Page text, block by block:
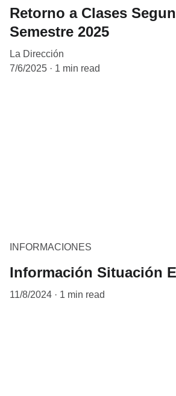
Retorno a Clases
Semestre 2025
La Dirección
7/6/2025
1 min read
INFORMACIONES
Información Situación
11/8/2024 1 min read